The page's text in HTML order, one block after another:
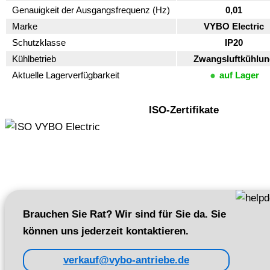
Genauigkeit der Ausgangsfrequenz (Hz)
0,01
Marke
VYBO Electric
Schutzklasse
IP20
Kühlbetrieb
Aktuelle Lagerverfügbarkeit
auf Lager
ISO-Zertifikate
Brauchen Sie Rat? Wir sind für Sie da. Sie
können uns jederzeit kontaktieren.
verkauf@vybo-antriebe.de